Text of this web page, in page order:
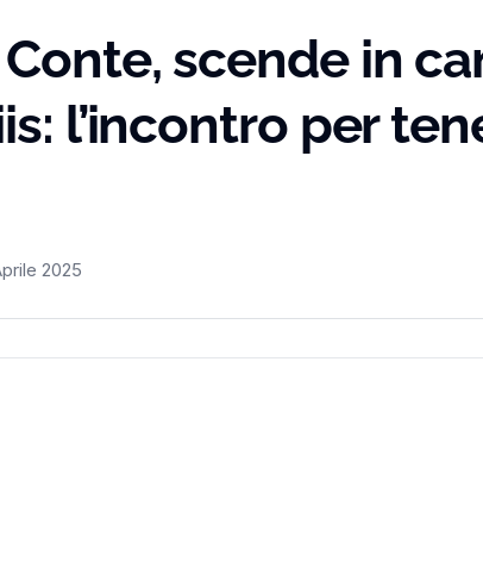
scende in
l’incontro per
2025